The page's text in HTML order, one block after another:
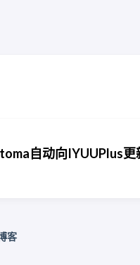
自动向IYUUPlus
客